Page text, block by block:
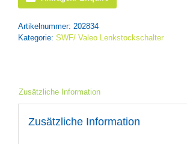
Artikelnummer: 202834
Kategorie: SWF/ Valeo Lenkstockschalter
Zusätzliche Information
Zusätzliche Information